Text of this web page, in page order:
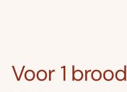
Voor 1 brood